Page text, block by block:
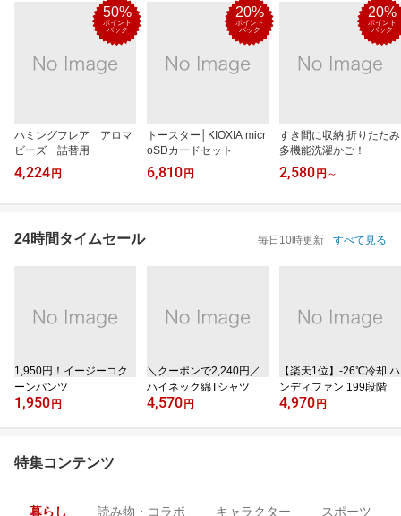
50%
ポイント
バック
ハミングフレア アロマ
ビーズ 詰替用
4,224 円
20%
ポイント
バック
トースター│KIOXIA micr
oSDカードセット
6,810 円
20%
ポイント
バック
すき間に収納 折りたたみ
多機能洗濯かご！
2,580 円 ～
24時間タイムセール 毎日10時更新 すべて見る
1,950円！イージーコク
ーンパンツ
1,950 円
＼クーポンで2,240円／
ハイネック綿Tシャツ
4,570 円
【楽天1位】‐26℃冷却 ハ
ンディファン 199段階
4,970 円
特集コンテンツ
暮らし 読み物・コラボ キャラクター スポーツ